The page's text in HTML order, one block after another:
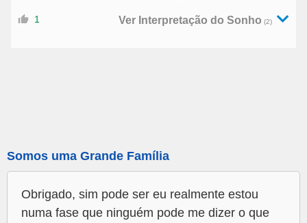
1 Ver Interpretação do Sonho (2)
Somos uma Grande Família
Obrigado, sim pode ser eu realmente estou
numa fase que ninguém pode me dizer o que